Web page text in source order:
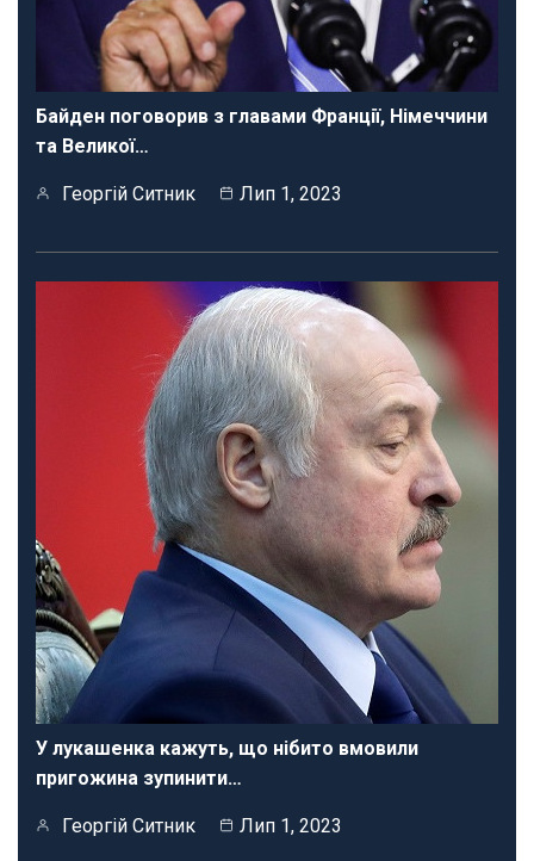
Байден поговорив з главами Франції, Німеччини
та Великої…
Георгій Ситник Лип 1, 2023
У лукашенка кажуть, що нібито вмовили
пригожина зупинити…
Георгій Ситник Лип 1, 2023